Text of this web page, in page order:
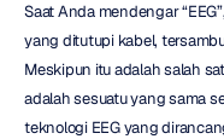
Saat Anda mendengar
yang ditutupi kabel,
Meskipun itu adalah salah
adalah sesuatu yang sama
teknologi EEG yang